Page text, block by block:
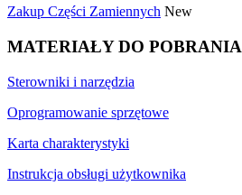
Zakup Części Zamiennych New
MATERIAŁY DO POBRANIA
Sterowniki i narzędzia
Oprogramowanie sprzętowe
Karta charakterystyki
Instrukcja obsługi użytkownika